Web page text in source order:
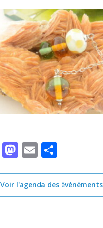
Facebook
Mastodon
Email
Voir l'agenda des événéments